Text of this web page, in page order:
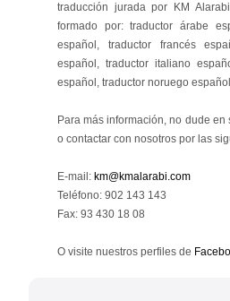
traducción jurada por KM
formado por: traductor árabe
español, traductor francés
español, traductor italiano
español, traductor noruego
Para más información, no dude
o contactar con nosotros por las
E-mail: km@kmalarabi.com
Teléfono: 902 143 143
Fax: 93 430 18 08
O visite nuestros perfiles de